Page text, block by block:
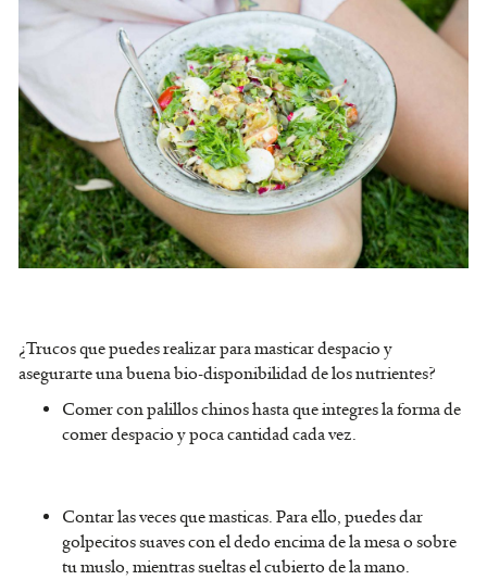
¿Trucos que puedes realizar para masticar despacio y
asegurarte una buena bio-disponibilidad de los nutrientes?
Comer con palillos chinos hasta que integres la forma de
comer despacio y poca cantidad cada vez.
Contar las veces que masticas. Para ello, puedes dar
golpecitos suaves con el dedo encima de la mesa o sobre
tu muslo, mientras sueltas el cubierto de la mano.